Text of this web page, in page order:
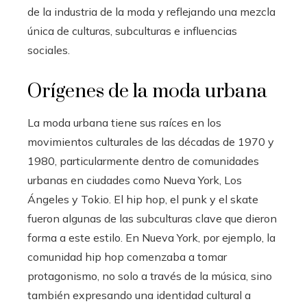
de la industria de la moda y reflejando una mezcla
única de culturas, subculturas e influencias
sociales.
Orígenes de la moda urbana
La moda urbana tiene sus raíces en los
movimientos culturales de las décadas de 1970 y
1980, particularmente dentro de comunidades
urbanas en ciudades como Nueva York, Los
Ángeles y Tokio. El hip hop, el punk y el skate
fueron algunas de las subculturas clave que dieron
forma a este estilo. En Nueva York, por ejemplo, la
comunidad hip hop comenzaba a tomar
protagonismo, no solo a través de la música, sino
también expresando una identidad cultural a